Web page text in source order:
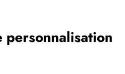
personnalisation